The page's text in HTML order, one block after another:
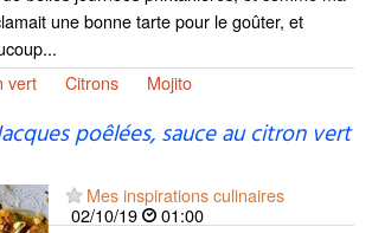
une bonne tarte pour le goûter, et
vert Citrons Mojito
poêlées, sauce au citron vert
Mes inspirations culinaires
02/10/19
01:00